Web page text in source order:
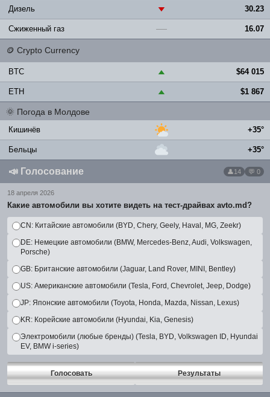
Дизель ▼ 30.23
Сжиженный газ — 16.07
🪙 Crypto Currency
BTC ▲ $64 015
ETH ▲ $1 867
🌞 Погода в Молдове
Кишинёв +35°
Бельцы +35°
📣 Голосование 14 💬 0
18 апреля 2026
Какие автомобили вы хотите видеть на тест-драйвах avto.md?
CN: Китайские автомобили (BYD, Chery, Geely, Haval, MG, Zeekr)
DE: Немецкие автомобили (BMW, Mercedes-Benz, Audi, Volkswagen,
Porsche)
GB: Британские автомобили (Jaguar, Land Rover, MINI, Bentley)
US: Американские автомобили (Tesla, Ford, Chevrolet, Jeep, Dodge)
JP: Японские автомобили (Toyota, Honda, Mazda, Nissan, Lexus)
KR: Корейские автомобили (Hyundai, Kia, Genesis)
Электромобили (любые бренды) (Tesla, BYD, Volkswagen ID, Hyundai
EV, BMW i-series)
Голосовать Результаты